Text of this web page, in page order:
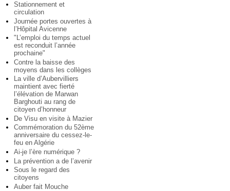
Stationnement et
circulation
Journée portes ouvertes à
l’Hôpital Avicenne
"L’emploi du temps actuel
est reconduit l’année
prochaine"
Contre la baisse des
moyens dans les collèges
La ville d’Aubervilliers
maintient avec fierté
l’élévation de Marwan
Barghouti au rang de
citoyen d’honneur
De Visu en visite à Mazier
Commémoration du 52ème
anniversaire du cessez-le-
feu en Algérie
Ai-je l’ère numérique ?
La prévention a de l’avenir
Sous le regard des
citoyens
Auber fait Mouche